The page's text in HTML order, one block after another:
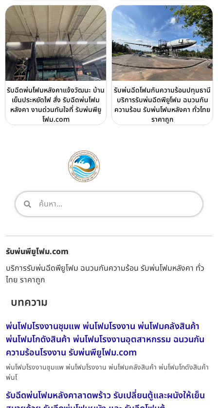
รับฉีดพ่นโฟมหลังคาแจ้งวัฒนะ บ้าน
เย็นประหยัดไฟ สั่ง รับฉีดพ่นโฟม
หลังคา งานด่วนทันใจที่ รับพ่นพียู
โฟม.com
รับพ่นฉีดโฟมกันความร้อนปทุมธานี
บริการรับพ่นฉีดพียูโฟม ฉนวนกัน
ความร้อน รับพ่นโฟมหลังคา ทั่วไทย
ราคาถูก
รับพ่นพียูโฟม.com
บริการรับพ่นฉีดพียูโฟม ฉนวนกันความร้อน รับพ่นโฟมหลังคา ทั่ว
ไทย ราคาถูก
บทความ
พ่นโฟมโรงงานชุมแพ พ่นโฟมโรงงาน พ่นโฟมคลังสินค้า
พ่นโฟมโกดังสินค้า พ่นโฟมโรงงานอุตสาหกรรม ฉนวนกัน
ความร้อนโรงงาน รับพ่นพียูโฟม.com
พ่นโฟมโรงงานชุมแพ พ่นโฟมโรงงาน พ่นโฟมคลังสินค้า พ่นโฟมโกดังสินค้า
พ่นโ
รับฉีดพ่นโฟมหลังคาลาดพร้าว รับเปลี่ยนตู้และผนังให้เย็น